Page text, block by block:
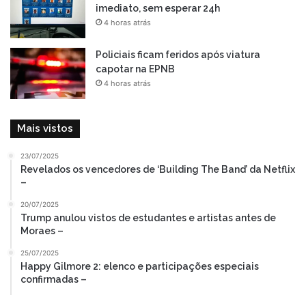
imediato, sem esperar 24h
4 horas atrás
Policiais ficam feridos após viatura
capotar na EPNB
4 horas atrás
Mais vistos
23/07/2025
Revelados os vencedores de ‘Building The Band’ da Netflix
–
20/07/2025
Trump anulou vistos de estudantes e artistas antes de
Moraes –
25/07/2025
Happy Gilmore 2: elenco e participações especiais
confirmadas –